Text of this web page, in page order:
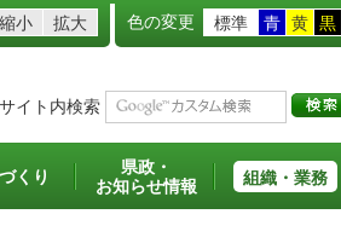
縮小 拡大 色の変更 標準 青 黄 黒
サイト内検索
くり
県政・
お知らせ情報
組織・業務